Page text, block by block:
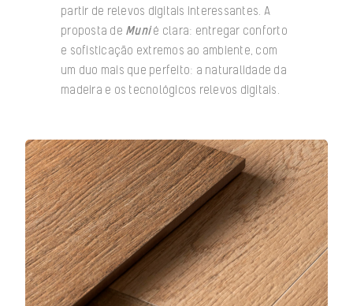
partir de relevos digitais interessantes. A
proposta de Munié clara: entregar conforto
e sofisticação extremos ao ambiente, com
um duo mais que perfeito: a naturalidade da
madeira e os tecnológicos relevos digitais.